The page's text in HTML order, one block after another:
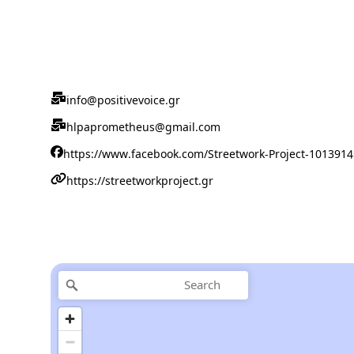
info@positivevoice.gr
hlpaprometheus@gmail.com
https://www.facebook.com/Streetwork-Project-
https://streetworkproject.gr